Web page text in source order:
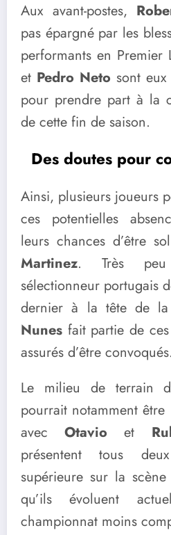
Aux avant-postes,
pas épargné par les
performants en Premier
et Pedro Neto sont
pour prendre part à la
de cette fin de saison.
Des doutes pour
Ainsi, plusieurs joueurs
ces potentielles
leurs chances d’être
Martinez. Très
sélectionneur portugais
dernier à la tête de la
Nunes fait partie de
assurés d’être convoqués.
Le milieu de terrain
pourrait notamment
avecOtavio et
présentent tous
supérieure sur la
qu’ils évoluent
championnat moins